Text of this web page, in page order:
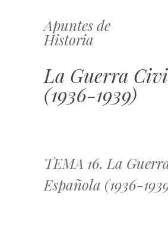
Apuntes de
Historia
Saltar
al
La Guerra
(1936-1939)
TEMA 16. La
Española (1936-